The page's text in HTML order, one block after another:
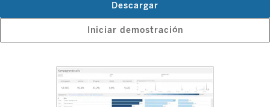
Iniciar demostración
Descargar